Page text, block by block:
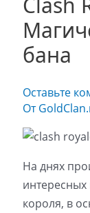
бана
Оставьте
От
На днях
интересных
короля, в